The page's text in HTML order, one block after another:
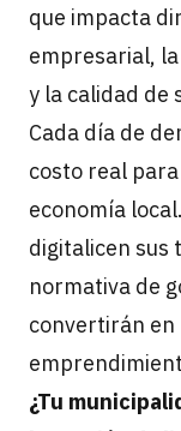
que impacta
empresarial,
y la calidad de
Cada día de
costo real
economía
digitalicen sus
normativa de
convertirán en
¿Tu